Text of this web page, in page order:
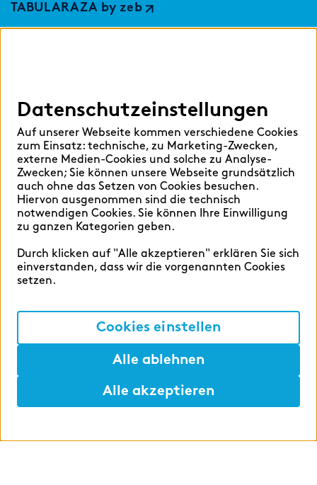
TABULARAZA by zeb
Hilfen
Sprache auswählen:
Deutsch English
©2026 zeb
Datenschutz
Datenschutzeinstellungen
Auf unserer Webseite kommen verschiedene Cookies
zum Einsatz: technische, zu Marketing-Zwecken,
externe Medien-Cookies und solche zu Analyse-
Zwecken; Sie können unsere Webseite grundsätzlich
auch ohne das Setzen von Cookies besuchen.
Hiervon ausgenommen sind die technisch
notwendigen Cookies. Sie können Ihre Einwilligung
zu ganzen Kategorien geben.
Durch klicken auf "Alle akzeptieren" erklären Sie sich
einverstanden, dass wir die vorgenannten Cookies
setzen.
Cookies einstellen
Alle ablehnen
Alle akzeptieren